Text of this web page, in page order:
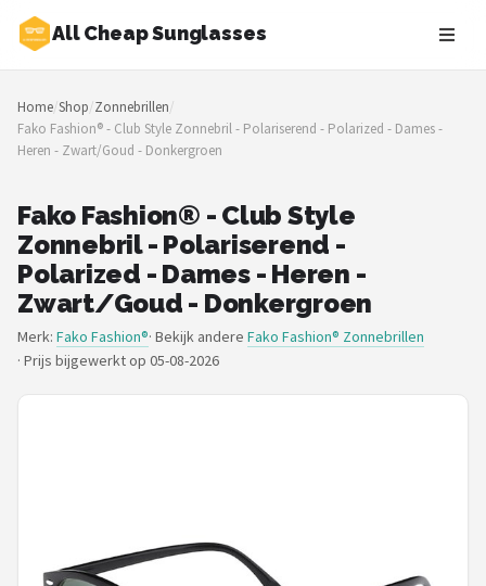
All Cheap Sunglasses
Zoeken
NAVIGATIE
Shop
Merken
Blog
Zonnebrillen
Baby zonnebrillen
Home/Shop/Zonnebrillen/
Fako Fashion® - Club Style Zonnebril - Polariserend - Polarized - Dames -
Heren - Zwart/Goud - Donkergroen
Fako Fashion® - Club Style
Zonnebril - Polariserend -
Polarized - Dames - Heren -
Zwart/Goud - Donkergroen
Merk: Fako Fashion®· Bekijk andere Fako Fashion® Zonnebrillen
· Prijs bijgewerkt op 05-08-2026